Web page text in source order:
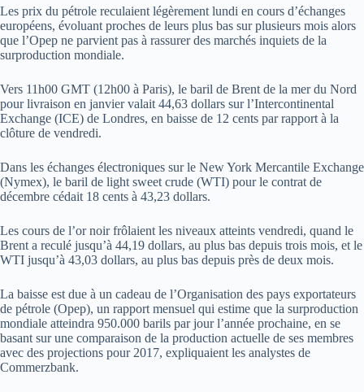
Les prix du pétrole reculaient légèrement lundi en cours d’échanges
européens, évoluant proches de leurs plus bas sur plusieurs mois alors
que l’Opep ne parvient pas à rassurer des marchés inquiets de la
surproduction mondiale.
Vers 11h00 GMT (12h00 à Paris), le baril de Brent de la mer du Nord
pour livraison en janvier valait 44,63 dollars sur l’Intercontinental
Exchange (ICE) de Londres, en baisse de 12 cents par rapport à la
clôture de vendredi.
Dans les échanges électroniques sur le New York Mercantile Exchange
(Nymex), le baril de light sweet crude (WTI) pour le contrat de
décembre cédait 18 cents à 43,23 dollars.
Les cours de l’or noir frôlaient les niveaux atteints vendredi, quand le
Brent a reculé jusqu’à 44,19 dollars, au plus bas depuis trois mois, et le
WTI jusqu’à 43,03 dollars, au plus bas depuis près de deux mois.
La baisse est due à un cadeau de l’Organisation des pays exportateurs
de pétrole (Opep), un rapport mensuel qui estime que la surproduction
mondiale atteindra 950.000 barils par jour l’année prochaine, en se
basant sur une comparaison de la production actuelle de ses membres
avec des projections pour 2017, expliquaient les analystes de
Commerzbank.